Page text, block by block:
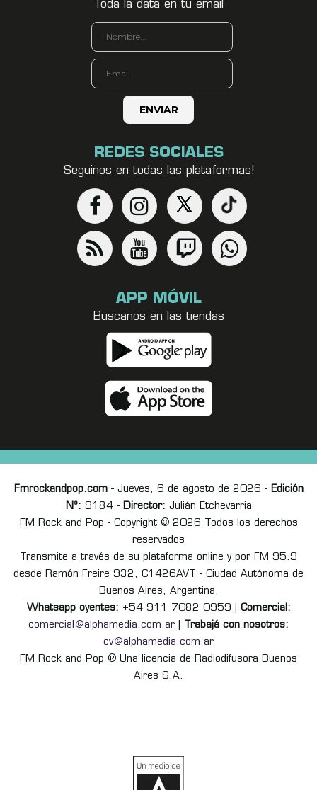
Toda la data en tu email
REDES SOCIALES
Seguinos en todas las plataformas!
APP MÓVIL
Buscanos en las tiendas
Fmrockandpop.com- Jueves, 6 de agosto de 2026 - Edición
Nº: 9184 - Director: Julián Etchevarria
FM Rock and Pop - Copyright © 2026 Todos los derechos
reservados
Transmite a través de su plataforma online y por FM 95.9
desde Ramón Freire 932, C1426AVT - Ciudad Autónoma de
Buenos Aires, Argentina.
Whatsapp oyentes: +54 911 7082 0959 | Comercial:
comercial@alphamedia.com.ar
Trabajá con nosotros:
cv@alphamedia.com.ar
FM Rock and Pop ® Una licencia de Radiodifusora Buenos
Aires S.A.